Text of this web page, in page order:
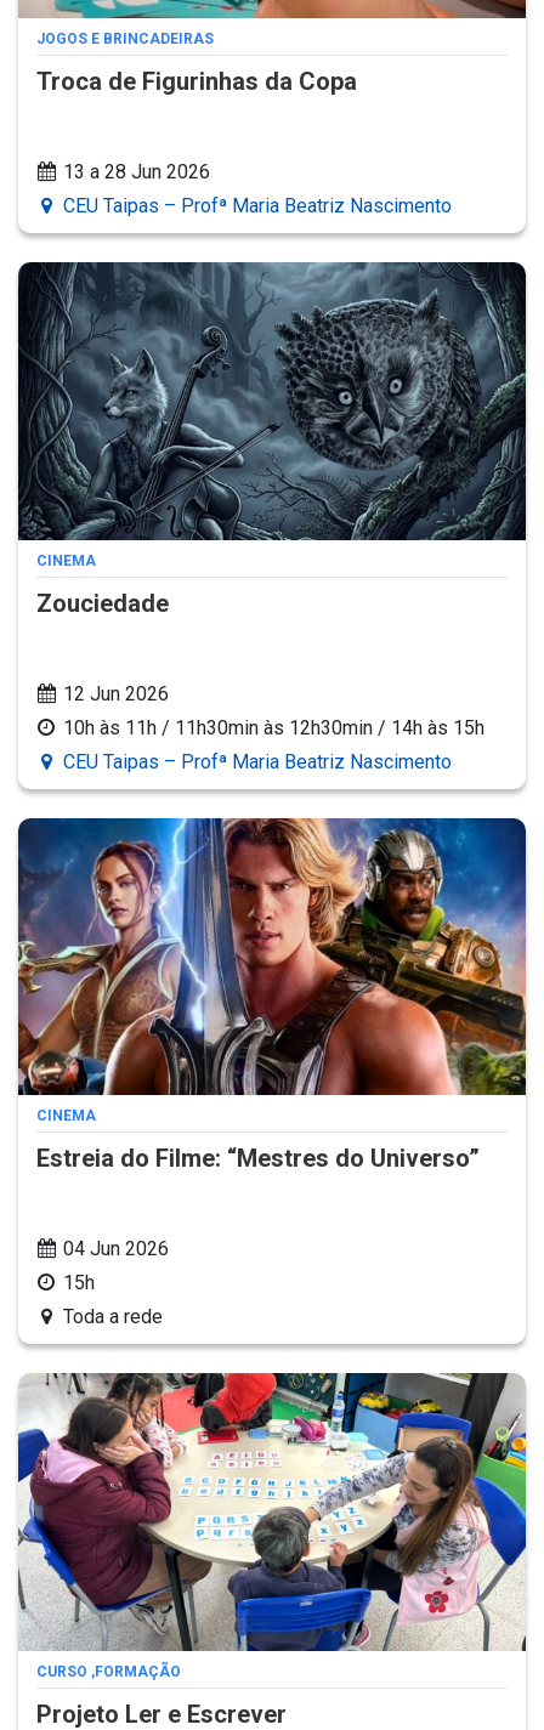
JOGOS E BRINCADEIRAS
Troca de Figurinhas da Copa
13 a 28 Jun 2026
CEU Taipas – Profª Maria Beatriz Nascimento
CINEMA
Zouciedade
12 Jun 2026
10h às 11h / 11h30min às 12h30min / 14h às 15h
CEU Taipas – Profª Maria Beatriz Nascimento
CINEMA
Estreia do Filme: “Mestres do Universo”
04 Jun 2026
15h
Toda a rede
CURSO ,FORMAÇÃO
Projeto Ler e Escrever